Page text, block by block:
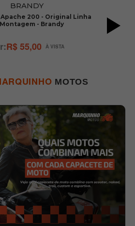
BRANDY
200 - Original Linha
- Brandy
R$ 55,00
MOTOS